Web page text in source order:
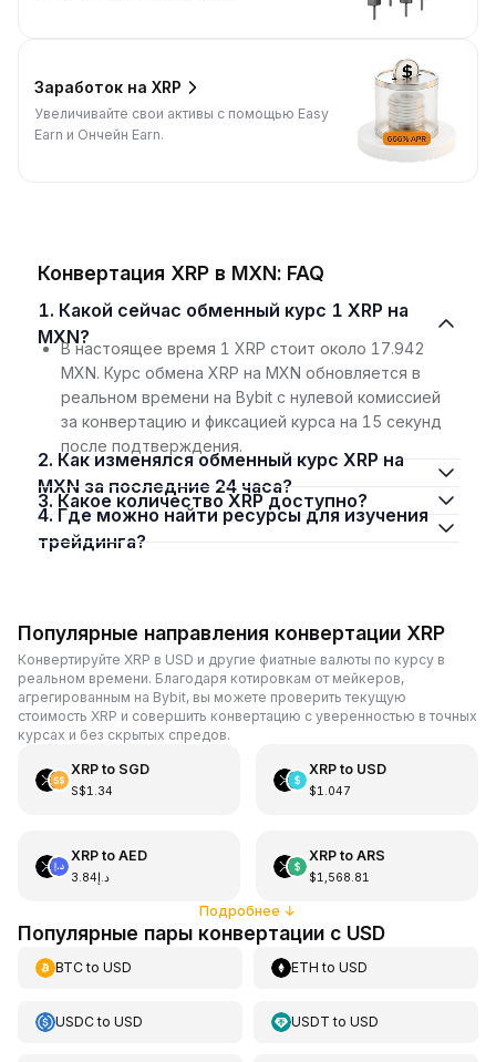
Заработок на XRP
Увеличивайте свои активы с помощью Easy
Earn и Ончейн Earn.
Конвертация XRP в MXN: FAQ
1. Какой сейчас обменный курс 1 XRP на
MXN?
В настоящее время 1 XRP стоит около 17.942
MXN. Курс обмена XRP на MXN обновляется в
реальном времени на Bybit с нулевой комиссией
за конвертацию и фиксацией курса на 15 секунд
после подтверждения.
2. Как изменялся обменный курс XRP на
MXN за последние 24 часа?
3. Какое количество XRP доступно?
4. Где можно найти ресурсы для изучения
трейдинга?
Популярные направления конвертации XRP
Конвертируйте XRP в USD и другие фиатные валюты по курсу в
реальном времени. Благодаря котировкам от мейкеров,
агрегированным на Bybit, вы можете проверить текущую
стоимость XRP и совершить конвертацию с уверенностью в точных
курсах и без скрытых спредов.
XRPto SGD
S$1.34
XRPto USD
$1.047
XRPto AED
د.إ3.84
XRPto ARS
$1,568.81
Подробнее ↓
Популярные пары конвертации с USD
BTCto USD ETH toUSD
USDCto USD USDT toUSD